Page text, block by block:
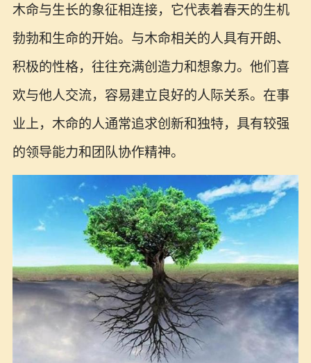
木命与生长的象征相连接，它代表着春天的生机
勃勃和生命的开始。与木命相关的人具有开朗、
积极的性格，往往充满创造力和想象力。他们喜
欢与他人交流，容易建立良好的人际关系。在事
业上，木命的人通常追求创新和独特，具有较强
的领导能力和团队协作精神。